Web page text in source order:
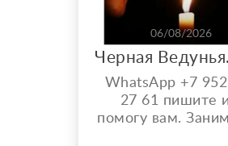
06/08/2026
WhatsApp +7
27 61 пишите
помогу вам.